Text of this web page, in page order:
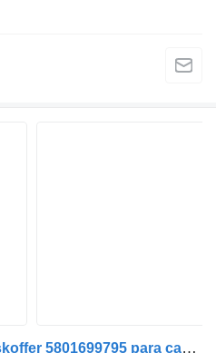
IVECO Occ gereedschapskoffer 5801699795 para camión